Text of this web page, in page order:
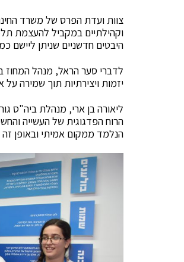
צוות ועדת הפרס של משרד
וקהילתיים במקביל להעצמת
היבטים חדשניים שניתן ליישם
לדברי סער הראל, מנהל המחוז
יזמות ויצירתיות תוך שמירה
ליאורה בן ארי, מנהלת ביה"ס
הרוח הפדגוגית של העשייה
הנלמד ממקום אמיתי ובאופן